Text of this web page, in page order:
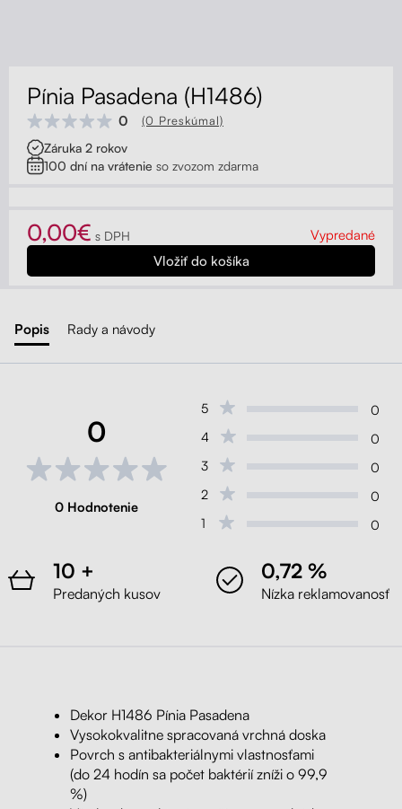
Stojany na monitor - Riser
Skrinky so zásuvkami a zásuvky
Opierky
Pínia Pasadena (H1486)
0 (0 Preskúmal)
Záruka 2 rokov
100 dní na vrátenie so zvozom zdarma
0,00€ s DPH Vypredané
Popis Rady a návody
0
0 Hodnotenie
5
0
4
0
3
0
2
0
1
0
10 +
Predaných kusov
0,72 %
Nízka reklamovanosť
Dekor H1486 Pínia Pasadena
Vysokokvalitne spracovaná vrchná doska
Povrch s antibakteriálnymi vlastnosťami
(do 24 hodín sa počet baktérií zníži o 99,9
%)